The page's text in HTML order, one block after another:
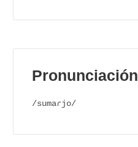
Pronunciación
/sumaɾjo/